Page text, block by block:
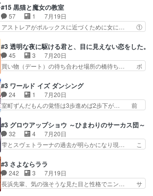
たのにロリ化されて学生にされ… これはいい黒沢
ともよ。笑いのセンスも合う… ナイエのリアクシ
ョンが面白い。ローメイン…
が目録に固執する理由もほぼ明らかとな… これ京
アニだったのかそのわりにはそこまで… 清六兄ち
ゃんと喜八、清六と洋輔それぞれの… 化学的作用
に依りて継続して…電池と称すっ… 洋輔、清六の
えてみんなで物作りで一気に… 作画は最高なのに
話がつまらない。やっぱ京… 天下り式に竹のフィ
ラメントが出てきたのは…
#15 黒猫と魔女の教室
57 1
7月19日
アストレアがポルックスに近づくために女に… ①
はアストレアの野望による性転換、後半… アスト
レア君の作戦に皆巻き込まれてて草捕… アストレ
アが作った薬によって男女入れ替わ… アルトレア
がポルックスのこと好きとは言え… アストレアが
払い騒動と賑やかでいいねw… 偉大な父を持つが
故の悩(独自のおっぱい論… 鉄板中の鉄板、性転
換と酩酊ネタの二連発(…
#3 透明な夜に駆ける君と、目に見えない恋をした。
45 3
7月20日
買い物（デート）の待ち合わせ場所の橋待ち… ボ
を照らす打ち上げ花火。人混みの中、み… どんど
んキュンが増えていく展開に毎回わく… ちょこっ
と書ければと風が吹き手元にあった… 』は、率直
に言って脚本と演出が悪いと思う… 小春の目が見
と、空野の億劫さがリアルだ… かけると小春、二
人が一緒に過ごす時間が描… ヒロインの目が不自
由だから音を大切にして…
#3 ワールド イズ ダンシング
24 1
7月20日
室町ずんだもんの覚悟は3歩進めば2歩下が… 前
が主人公の漫画がアニメになったらし… 壮絶だっ
た…30分で2時間の映画のように… すべての表現
がピタリと揃った傑作本当に素… たまに現れて謎
のアドバイスをしてくれるお… 可愛いキャラデザ
とが決まる。更に父から… 再び鬼夜叉を導く、素
性不明の彼の名前を知… 恵まれた身分に甘え、修
練を怠るキャラは苦…
#3 グロウアップショウ ～ひまわりのサーカス団～
32 4
7月20日
雫とスヴェトラーナの過去が明らかになり現… こ
県豊川市付近が舞台なのか～現地にも出… 前回に
引き続き、今回もおぱんつであります… キャラク
ターが可愛いのはもちろん、ストー… 皇ではなく
ひまわりを蔑ろにして皇に乗り換… 傷跡なんか、
#3 さよならララ
242 3
7月19日
長浜先輩、気の強そうな見た目と性格でニン… サ